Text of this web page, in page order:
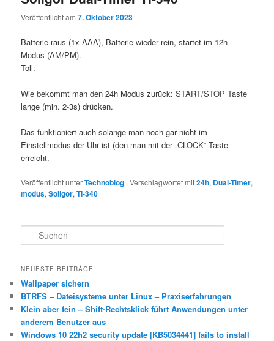
Veröffentlicht am7. Oktober 2023
Batterie raus (1x AAA), Batterie wieder rein, startet im 12h
Modus (AM/PM).
Toll.
Wie bekommt man den 24h Modus zurück: START/STOP Taste
lange (min. 2-3s) drücken.
Das funktioniert auch solange man noch gar nicht im
Einstellmodus der Uhr ist (den man mit der „CLOCK“ Taste
erreicht.
Veröffentlicht unterTechnoblog |Verschlagwortet mit24h, Dual-Timer,
modus,Soligor,TI-340
u
h
n
NEUESTE BEITRÄGE
Wallpaper sichern
BTRFS – Dateisysteme unter Linux – Praxiserfahrungen
Klein aber fein – Shift-Rechtsklick führt Anwendungen unter
anderem Benutzer aus
Windows 10 22h2 security update [KB5034441] fails to install